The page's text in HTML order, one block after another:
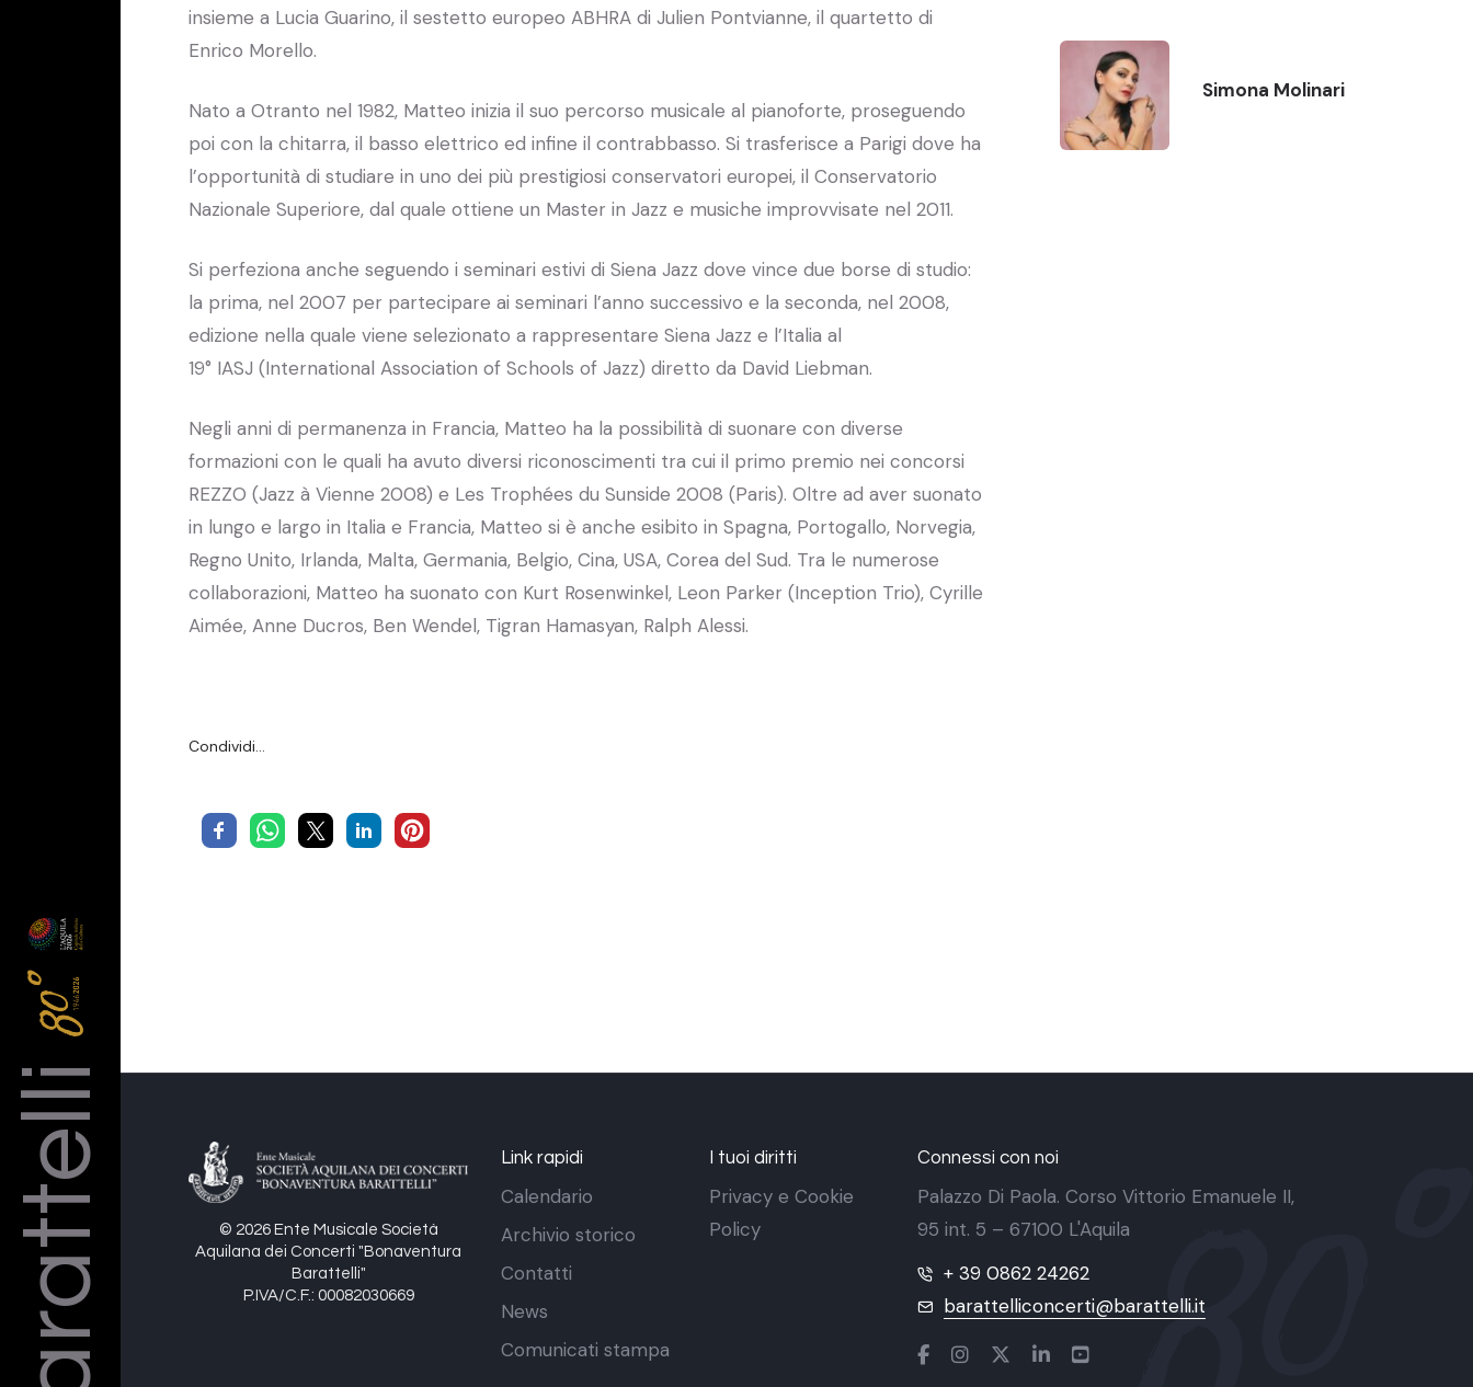
Barattelli
insieme a Lucia Guarino, il sestetto europeo ABHRA di Julien Pontvianne, il quartetto di
Enrico Morello.
Nato a Otranto nel 1982, Matteo inizia il suo percorso musicale al pianoforte, proseguendo
poi con la chitarra, il basso elettrico ed infine il contrabbasso. Si trasferisce a Parigi dove ha
l’opportunità di studiare in uno dei più prestigiosi conservatori europei, il Conservatorio
Nazionale Superiore, dal quale ottiene un Master in Jazz e musiche improvvisate nel 2011.
Si perfeziona anche seguendo i seminari estivi di Siena Jazz dove vince due borse di studio:
la prima, nel 2007 per partecipare ai seminari l’anno successivo e la seconda, nel 2008,
edizione nella quale viene selezionato a rappresentare Siena Jazz e l’Italia al
19° IASJ (International Association of Schools of Jazz) diretto da David Liebman.
Negli anni di permanenza in Francia, Matteo ha la possibilità di suonare con diverse
formazioni con le quali ha avuto diversi riconoscimenti tra cui il primo premio nei concorsi
REZZO (Jazz à Vienne 2008) e Les Trophées du Sunside 2008 (Paris). Oltre ad aver suonato
in lungo e largo in Italia e Francia, Matteo si è anche esibito in Spagna, Portogallo, Norvegia,
Regno Unito, Irlanda, Malta, Germania, Belgio, Cina, USA, Corea del Sud. Tra le numerose
collaborazioni, Matteo ha suonato con Kurt Rosenwinkel, Leon Parker (Inception Trio), Cyrille
Aimée, Anne Ducros, Ben Wendel, Tigran Hamasyan, Ralph Alessi.
Condividi…
Simona Molinari
© 2026 Ente Musicale Società
Aquilana dei Concerti "Bonaventura
Barattelli"
P.IVA/C.F.: 00082030669
Link rapidi
Calendario
Archivio storico
Contatti
News
Comunicati stampa
I tuoi diritti
Privacy e Cookie
Policy
Connessi con noi
Palazzo Di Paola. Corso Vittorio Emanuele II,
95 int. 5 – 67100 L'Aquila
+ 39 0862 24262
barattelliconcerti@barattelli.it